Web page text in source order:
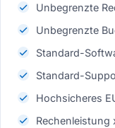
Unbegrenzte
Unbegrenzte
Standard-
Standard-
Hochsicheres
Rechenleistung